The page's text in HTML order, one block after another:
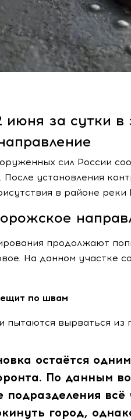
июня за сутки
сил России
установления
в районе реки
продолжают
На данном участке
по швам
пытаются вырваться
остаётся
По данным
подразделения
город,